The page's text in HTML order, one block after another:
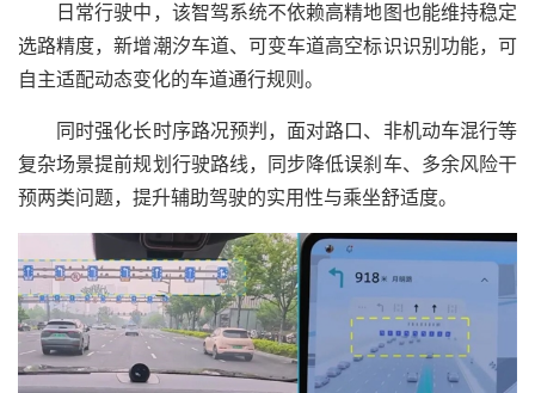
日常行驶中，该智驾系统不依赖高精地图也能维持稳定
选路精度，新增潮汐车道、可变车道高空标识识别功能，可
自主适配动态变化的车道通行规则。
同时强化长时序路况预判，面对路口、非机动车混行等
复杂场景提前规划行驶路线，同步降低误刹车、多余风险干
预两类问题，提升辅助驾驶的实用性与乘坐舒适度。